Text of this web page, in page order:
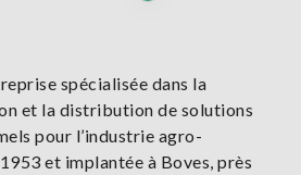
spécialisée dans la
et la distribution de solutions
pour l’industrie agro-
et implantée à Boves, près